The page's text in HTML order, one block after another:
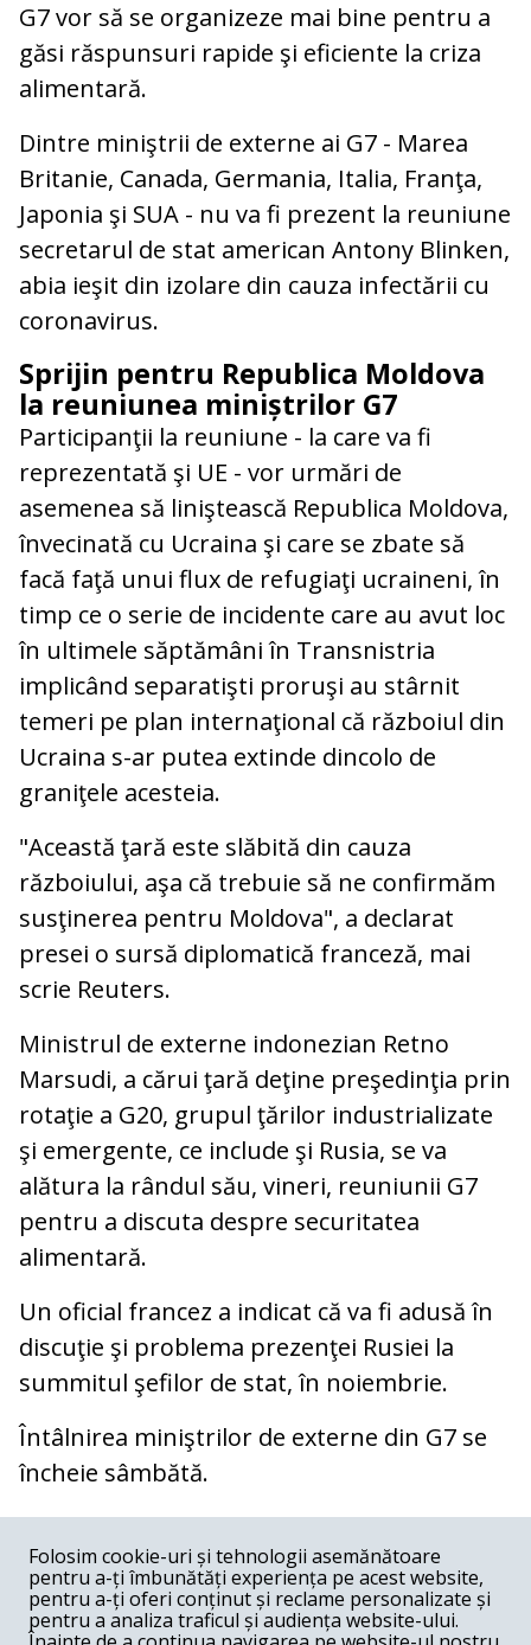
G7 vor să se organizeze mai bine pentru a
găsi răspunsuri rapide şi eficiente la criza
alimentară.
Dintre miniştrii de externe ai G7 - Marea
Britanie, Canada, Germania, Italia, Franţa,
Japonia şi SUA - nu va fi prezent la reuniune
secretarul de stat american Antony Blinken,
abia ieşit din izolare din cauza infectării cu
coronavirus.
Sprijin pentru Republica Moldova
la reuniunea miniștrilor G7
Participanţii la reuniune - la care va fi
reprezentată şi UE - vor urmări de
asemenea să liniştească Republica Moldova,
învecinată cu Ucraina şi care se zbate să
facă faţă unui flux de refugiaţi ucraineni, în
timp ce o serie de incidente care au avut loc
în ultimele săptămâni în Transnistria
implicând separatişti proruşi au stârnit
temeri pe plan internaţional că războiul din
Ucraina s-ar putea extinde dincolo de
graniţele acesteia.
"Această ţară este slăbită din cauza
războiului, aşa că trebuie să ne confirmăm
susţinerea pentru Moldova", a declarat
presei o sursă diplomatică franceză, mai
scrie Reuters.
Ministrul de externe indonezian Retno
Marsudi, a cărui ţară deţine preşedinţia prin
rotaţie a G20, grupul ţărilor industrializate
şi emergente, ce include şi Rusia, se va
alătura la rândul său, vineri, reuniunii G7
pentru a discuta despre securitatea
alimentară.
Un oficial francez a indicat că va fi adusă în
discuţie şi problema prezenţei Rusiei la
summitul şefilor de stat, în noiembrie.
Întâlnirea miniştrilor de externe din G7 se
încheie sâmbătă.
COMENTARII
Nume
Folosim cookie-uri și tehnologii asemănătoare
pentru a-ți îmbunătăți experiența pe acest website,
pentru a-ți oferi conținut și reclame personalizate și
pentru a analiza traficul și audiența website-ului.